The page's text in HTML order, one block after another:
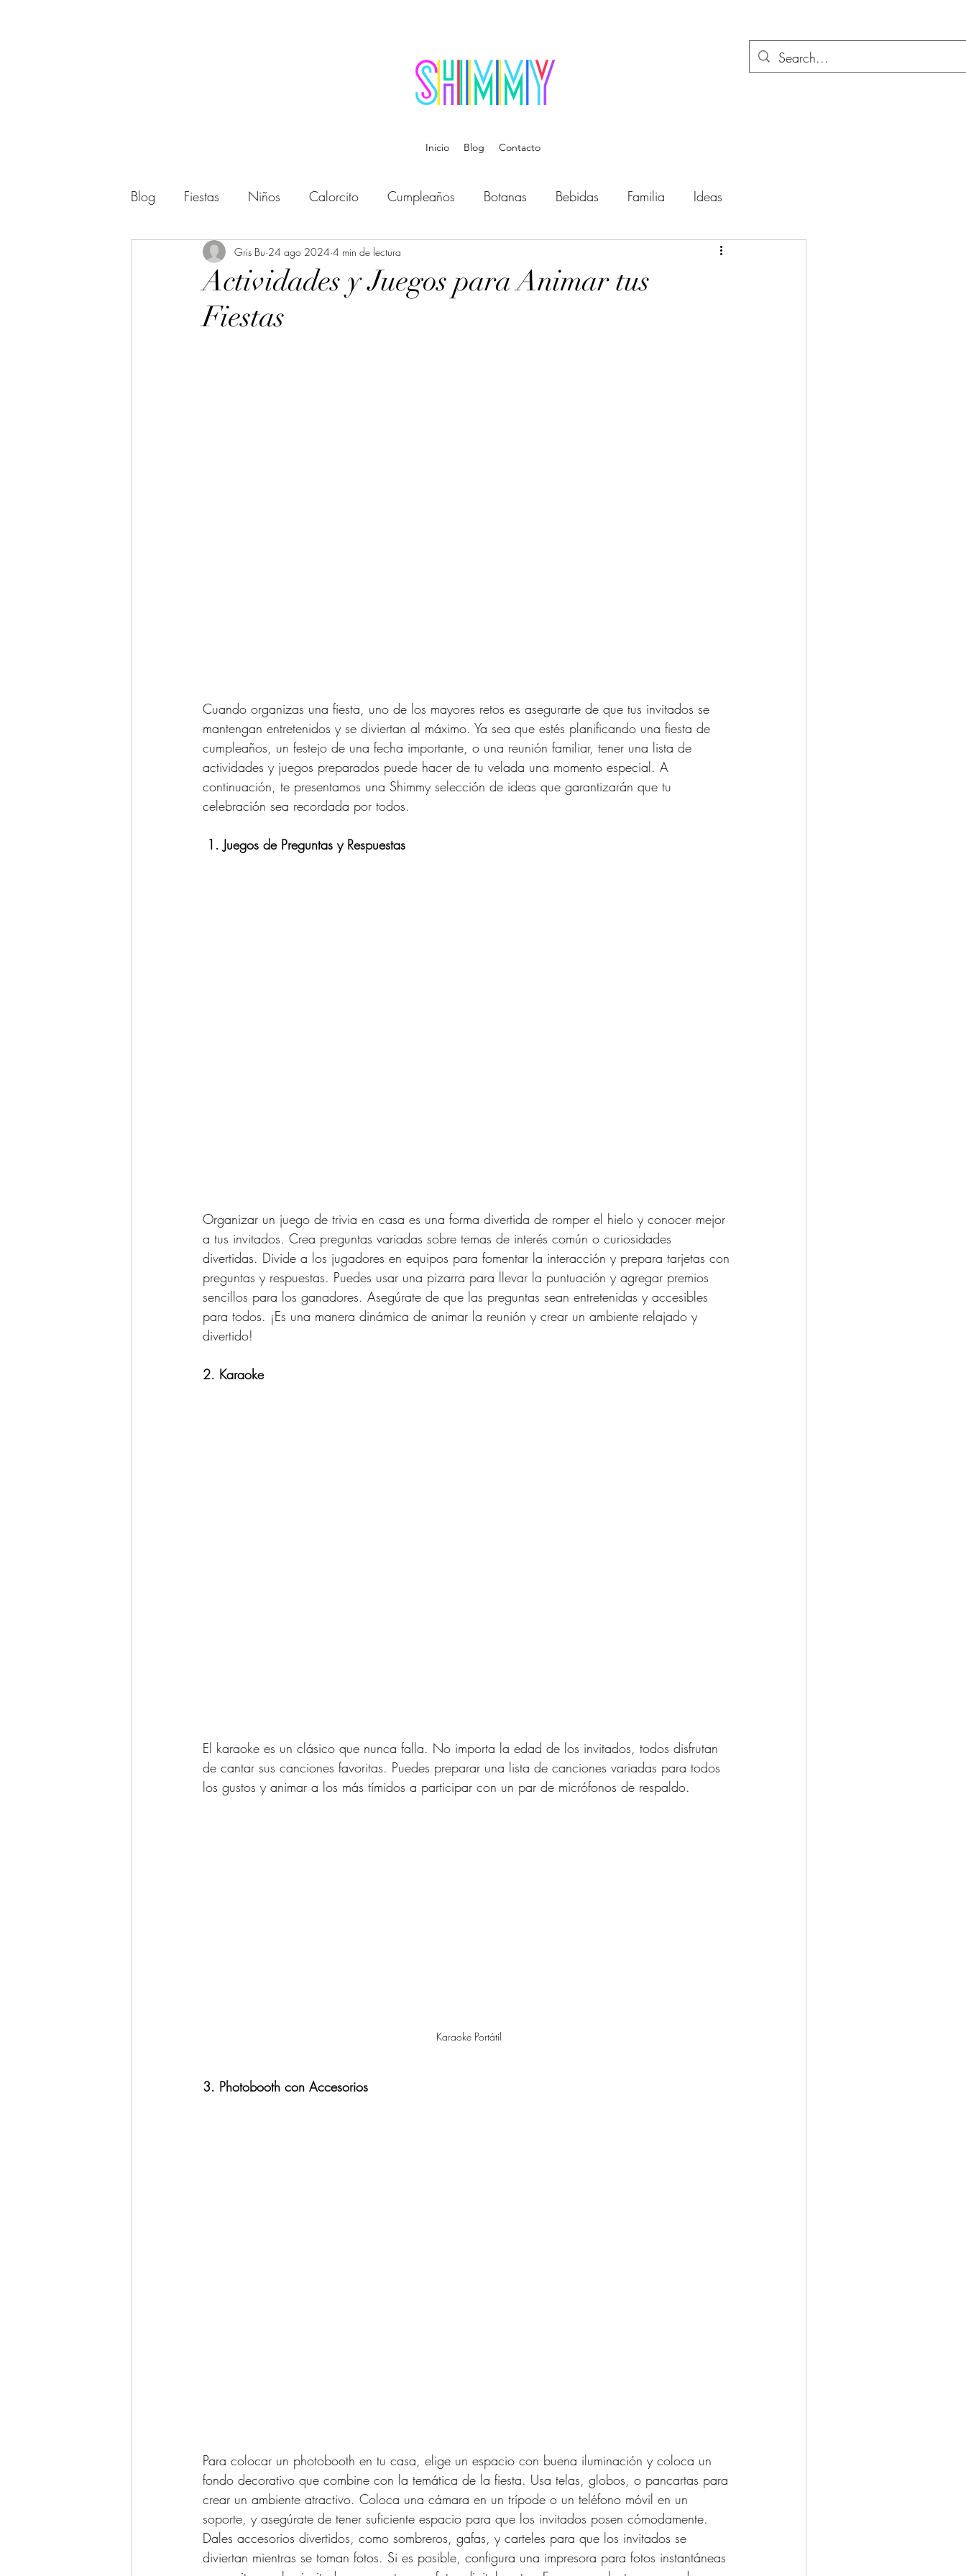
Inicio Blog Contacto
Blog Fiestas Niños Calorcito Cumpleaños Botanas Bebidas Familia Ideas
Actividades Regalos Bebé Música Festividades
Halloween
Actividades y Juegos para Animar tus
Fiestas
Gris Bu 24 ago 2024 4 min de lectura
Cuando organizas una fiesta, uno de los mayores retos es asegurarte de que tus invitados se
mantengan entretenidos y se diviertan al máximo. Ya sea que estés planificando una fiesta de
cumpleaños, un festejo de una fecha importante, o una reunión familiar, tener una lista de
actividades y juegos preparados puede hacer de tu velada una momento especial. A
continuación, te presentamos una Shimmy selección de ideas que garantizarán que tu
celebración sea recordada por todos.
1. Juegos de Preguntas y Respuestas
Organizar un juego de trivia en casa es una forma divertida de romper el hielo y conocer mejor
a tus invitados. Crea preguntas variadas sobre temas de interés común o curiosidades
divertidas. Divide a los jugadores en equipos para fomentar la interacción y prepara tarjetas con
preguntas y respuestas. Puedes usar una pizarra para llevar la puntuación y agregar premios
sencillos para los ganadores. Asegúrate de que las preguntas sean entretenidas y accesibles
para todos. ¡Es una manera dinámica de animar la reunión y crear un ambiente relajado y
divertido!
2. Karaoke
El karaoke es un clásico que nunca falla. No importa la edad de los invitados, todos disfrutan
de cantar sus canciones favoritas. Puedes preparar una lista de canciones variadas para todos
los gustos y animar a los más tímidos a participar con un par de micrófonos de respaldo.
Karaoke Portátil
3. Photobooth con Accesorios
Para colocar un photobooth en tu casa, elige un espacio con buena iluminación y coloca un
fondo decorativo que combine con la temática de la fiesta. Usa telas, globos, o pancartas para
crear un ambiente atractivo. Coloca una cámara en un trípode o un teléfono móvil en un
soporte, y asegúrate de tener suficiente espacio para que los invitados posen cómodamente.
Dales accesorios divertidos, como sombreros, gafas, y carteles para que los invitados se
diviertan mientras se toman fotos. Si es posible, configura una impresora para fotos instantáneas